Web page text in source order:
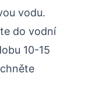
vodu.
do vodní
10-15